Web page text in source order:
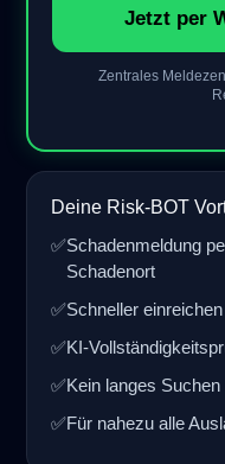
Jetzt per
Zentrales
Deine Risk-BOT
✅Schadenmeldung
Schadenort
✅Schneller
✅KI-
✅Kein langes
✅Für nahezu alle